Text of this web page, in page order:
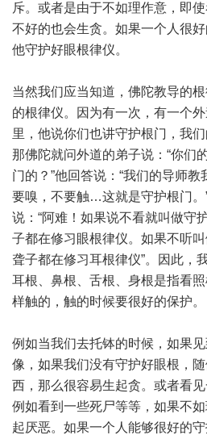
斥。或者是由于不如理作意，即
不好的也会生贪。如果一个人很
他守护好眼根律仪。
当然我们应当知道，佛陀教导的
的根律仪。因为有一次，有一个
里，他说你们也讲守护根门，我
那佛陀就问外道的弟子说：“你们
门的？”他回答说：“我们的导师
要嗅，不要触…这就是守护根门。
说：“阿难！如果说不看就叫做守
子都在修习眼根律仪。如果不听
聋子都在修习耳根律仪”。因此，
耳根、鼻根、舌根、身根是指看
样触的，触的时候要很好的保护。
例如当我们去托钵的时候，如果
像，如果我们没有守护好眼根，
西，那么很容易生起贪。或者看
例如看到一些死尸等等，如果不
起厌恶。如果一个人能够很好的